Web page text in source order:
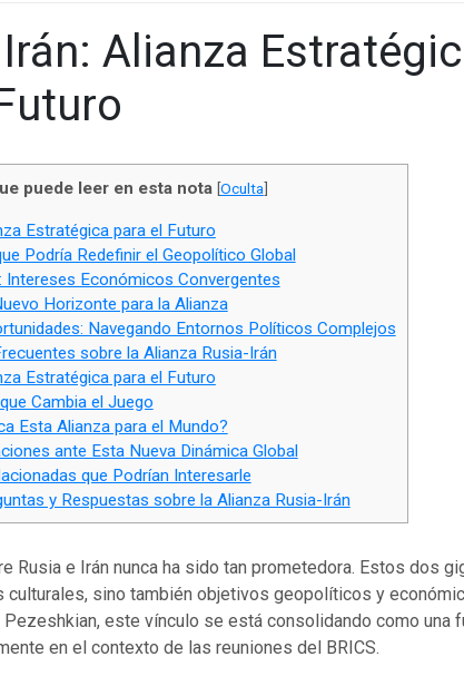
Alianza
puede leer en esta nota [Oculta]
Estratégica para el Futuro
Podría Redefinir el Geopolítico Global
Intereses Económicos Convergentes
Horizonte para la Alianza
Navegando Entornos Políticos Complejos
sobre la Alianza Rusia-Irán
Estratégica para el Futuro
Cambia el Juego
Esta Alianza para el Mundo?
ante Esta Nueva Dinámica Global
que Podrían Interesarle
y Respuestas sobre la Alianza Rusia-Irán
Rusia e Irán nunca ha sido tan prometedora. Estos dos
culturales, sino también objetivos geopolíticos y
este vínculo se está consolidando como una
en el contexto de las reuniones del BRICS.